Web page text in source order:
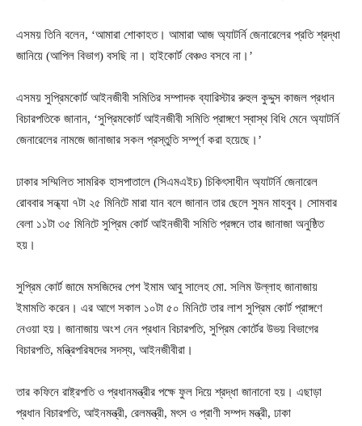
এসময় তিনি বলেন, ‘আমারা শোকাহত। আমারা আজ অ্যাটর্নি জেনারেলের প্রতি শ্রদ্ধা
জানিয়ে (আপিল বিভাগ) বসছি না। হাইকোর্ট বেঞ্চও বসবে না।’
এসময় সুপ্রিমকোর্ট আইনজীবী সমিতির সম্পাদক ব্যারিস্টার রুহুল কুদ্দুস কাজল প্রধান
বিচারপতিকে জানান, ‘সুপ্রিমকোর্ট আইনজীবী সমিতি প্রাঙ্গণে স্বাস্থ বিধি মেনে অ্যাটর্নি
জেনারেলের নামজে জানাজার সকল প্রস্তুতি সম্পূর্ণ করা হয়েছে।’
ঢাকার সম্মিলিত সামরিক হাসপাতালে (সিএমএইচ) চিকিৎসাধীন অ্যাটর্নি জেনারেল
রোববার সন্ধ্যা ৭টা ২৫ মিনিটে মারা যান বলে জানান তার ছেলে সুমন মাহবুব। সোমবার
বেলা ১১টা ৩৫ মিনিটে সুপ্রিম কোর্ট আইনজীবী সমিতি প্রঙ্গনে তার জানাজা অনুষ্ঠিত
হয়।
সুপ্রিম কোর্ট জামে মসজিদের পেশ ইমাম আবু সালেহ মো. সলিম উল্লাহ জানাজায়
ইমামতি করেন। এর আগে সকাল ১০টা ৫০ মিনিটে তার লাশ সুপ্রিম কোর্ট প্রাঙ্গণে
নেওয়া হয়। জানাজায় অংশ নেন প্রধান বিচারপতি, সুপ্রিম কোর্টের উভয় বিভাগের
বিচারপতি, মন্ত্রিপরিষদের সদস্য, আইনজীবীরা।
তার কফিনে রাষ্ট্রপতি ও প্রধানমন্ত্রীর পক্ষে ফুল দিয়ে শ্রদ্ধা জানানো হয়। এছাড়া
প্রধান বিচারপতি, আইনমন্ত্রী, রেলমন্ত্রী, মৎস ও প্রাণী সম্পদ মন্ত্রী, ঢাকা